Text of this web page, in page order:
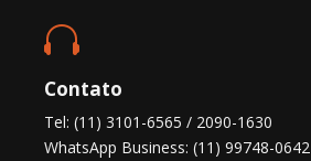

Contato
Tel: (11) 3101-6565 / 2090-1630
WhatsApp Business: (11) 99748-0642